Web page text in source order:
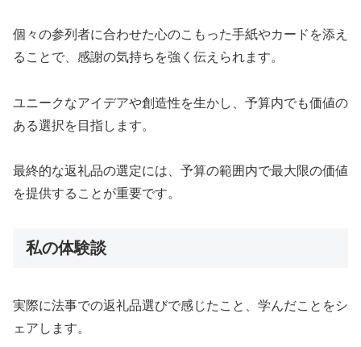
個々の参列者に合わせた心のこもった手紙やカードを添え
ることで、感謝の気持ちを強く伝えられます。
ユニークなアイデアや創造性を生かし、予算内でも価値の
ある選択を目指します。
最終的な返礼品の選定には、予算の範囲内で最大限の価値
を提供することが重要です。
私の体験談
実際に法事での返礼品選びで感じたこと、学んだことをシ
ェアします。